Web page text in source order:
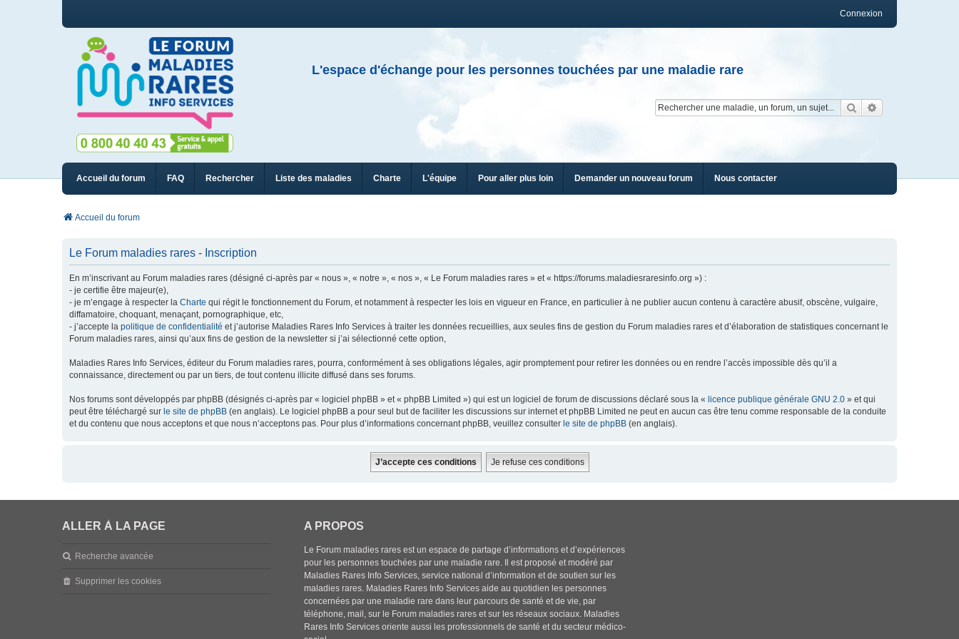
Connexion
L'espace d'échange pour les personnes touchées par une maladie rare
Rechercher
Accueil du forum FAQ Rechercher Liste des maladies Charte L'équipe Pour aller plus loin Demander un nouveau forum Nous contacter
Accueil du forum
Le Forum maladies rares - Inscription
En m’inscrivant au Forum maladies rares (désigné ci-après par « nous », « notre », « nos », « Le Forum maladies rares » et « https://forums.maladiesraresinfo.org ») :
- je certifie être majeur(e),
- je m’engage à respecter la Charte qui régit le fonctionnement du Forum, et notamment à respecter les lois en vigueur en France, en particulier à ne publier aucun contenu à caractère abusif, obscène, vulgaire,
diffamatoire, choquant, menaçant, pornographique, etc,
- j’accepte la politique de confidentialité et j’autorise Maladies Rares Info Services à traiter les données recueillies, aux seules fins de gestion du Forum maladies rares et d’élaboration de statistiques concernant le
Forum maladies rares, ainsi qu’aux fins de gestion de la newsletter si j’ai sélectionné cette option,
Maladies Rares Info Services, éditeur du Forum maladies rares, pourra, conformément à ses obligations légales, agir promptement pour retirer les données ou en rendre l’accès impossible dès qu’il a
connaissance, directement ou par un tiers, de tout contenu illicite diffusé dans ses forums.
Nos forums sont développés par phpBB (désignés ci-après par « logiciel phpBB » et « phpBB Limited ») qui est un logiciel de forum de discussions déclaré sous la « licence publique générale GNU 2.0 » et qui
peut être téléchargé sur le site de phpBB (en anglais). Le logiciel phpBB a pour seul but de faciliter les discussions sur internet et phpBB Limited ne peut en aucun cas être tenu comme responsable de la conduite
et du contenu que nous acceptons et que nous n’acceptons pas. Pour plus d’informations concernant phpBB, veuillez consulter le site de phpBB (en anglais).
ALLER À LA PAGE
Recherche avancée
Supprimer les cookies
A PROPOS
Le Forum maladies rares est un espace de partage d’informations et d’expériences
pour les personnes touchées par une maladie rare. Il est proposé et modéré par
Maladies Rares Info Services, service national d’information et de soutien sur les
maladies rares. Maladies Rares Info Services aide au quotidien les personnes
concernées par une maladie rare dans leur parcours de santé et de vie, par
téléphone, mail, sur le Forum maladies rares et sur les réseaux sociaux. Maladies
Rares Info Services oriente aussi les professionnels de santé et du secteur médico-